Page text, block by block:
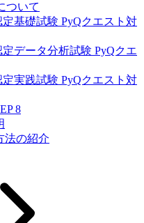
ついて
定基礎試験 PyQクエスト対
データ分析試験 PyQクエ
定実践試験 PyQクエスト対
8
法の紹介